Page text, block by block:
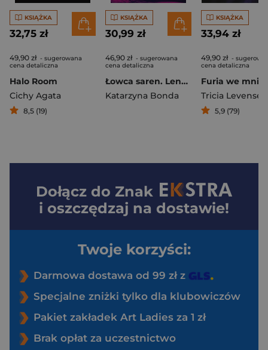
KSIĄŻKA
32,75 zł
49,90 zł - sugerowana
cena detaliczna
Halo Room
Cichy Agata
8,5 (19)
KSIĄŻKA
30,99 zł
46,90 zł - sugerowana
cena detaliczna
Łowca saren. Lena. Tom 4
Katarzyna Bonda
KSIĄŻKA
33,94 zł
49,90 zł -
cena detaliczna
Furia we mnie
Tricia
5,9 (79)
Dołącz do Znak
i oszczędzaj na dostawie!
Twoje korzyści:
Darmowa dostawa od 99 zł z
Specjalne zniżki tylko dla klubowiczów
Pakiet zakładek Art Ladies za 1 zł
Brak opłat za uczestnictwo